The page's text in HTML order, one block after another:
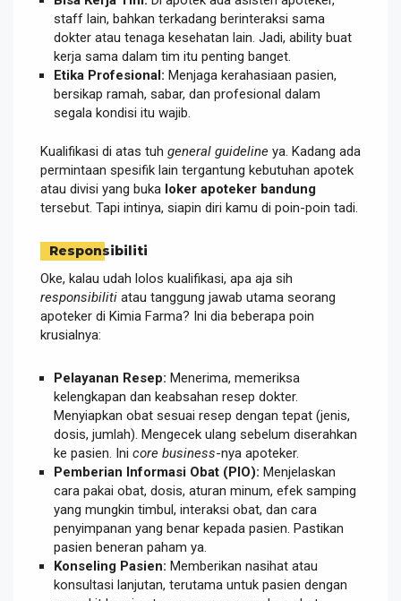
staff lain, bahkan terkadang berinteraksi sama
dokter atau tenaga kesehatan lain. Jadi, ability buat
kerja sama dalam tim itu penting banget.
Etika Profesional: Menjaga kerahasiaan pasien,
bersikap ramah, sabar, dan profesional dalam
segala kondisi itu wajib.
Kualifikasi di atas tuh general guideline ya. Kadang ada
permintaan spesifik lain tergantung kebutuhan apotek
atau divisi yang buka loker apoteker bandung
tersebut. Tapi intinya, siapin diri kamu di poin-poin tadi.
Responsibiliti
Oke, kalau udah lolos kualifikasi, apa aja sih
responsibiliti atau tanggung jawab utama seorang
apoteker di Kimia Farma? Ini dia beberapa poin
krusialnya:
Pelayanan Resep: Menerima, memeriksa
kelengkapan dan keabsahan resep dokter.
Menyiapkan obat sesuai resep dengan tepat (jenis,
dosis, jumlah). Mengecek ulang sebelum diserahkan
ke pasien. Ini core business-nya apoteker.
Pemberian Informasi Obat (PIO): Menjelaskan
cara pakai obat, dosis, aturan minum, efek samping
yang mungkin timbul, interaksi obat, dan cara
penyimpanan yang benar kepada pasien. Pastikan
pasien beneran paham ya.
Konseling Pasien: Memberikan nasihat atau
konsultasi lanjutan, terutama untuk pasien dengan